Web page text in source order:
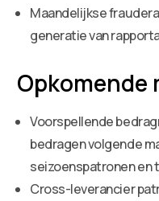
Maandelijkse
generatie van
Opkomende
Voorspellende
bedragen volgende
seizoenspatronen en
Cross-leverancier